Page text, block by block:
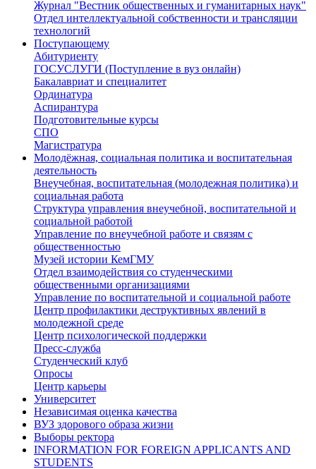
Журнал "Вестник общественных и гуманитарных наук"
Отдел интеллектуальной собственности и трансляции
технологий
Поступающему
Абитуриенту
ГОСУСЛУГИ (Поступление в вуз онлайн)
Бакалавриат и специалитет
Ординатура
Аспирантура
Подготовительные курсы
СПО
Магистратура
Молодёжная, социальная политика и воспитательная
деятельность
Внеучебная, воспитательная (молодежная политика) и
социальная работа
Структура управления внеучебной, воспитательной и
социальной работой
Управление по внеучебной работе и связям с
общественностью
Музей истории КемГМУ
Отдел взаимодействия со студенческими
общественными организациями
Управление по воспитательной и социальной работе
Центр профилактики деструктивных явлений в
молодежной среде
Центр психологической поддержки
Пресс-служба
Студенческий клуб
Опросы
Центр карьеры
Университет
Независимая оценка качества
ВУЗ здорового образа жизни
Выборы ректора
INFORMATION FOR FOREIGN APPLICANTS AND
STUDENTS